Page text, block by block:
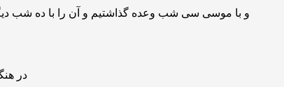
و با موسی سی شب وعده گذاشتیم و آن را با ده شب
در